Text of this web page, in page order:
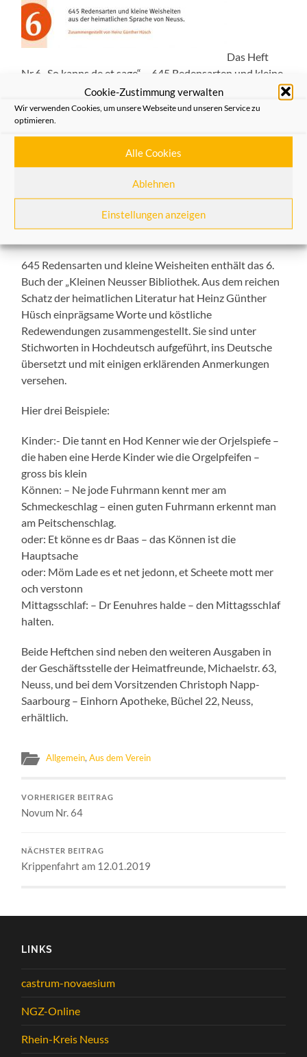
Cookie-Zustimmung verwalten
Wir verwenden Cookies, um unsere Webseite und unseren Service zu
optimieren.
Alle Cookies
Ablehnen
Einstellungen anzeigen
Das Heft
Nr.6 „So kanns de et sage“ – 645 Redensarten und kleine
Weisheiten aus der heimatlichen Sprache.
Wie auch andere Vereine, die Schützen und
Karnevalisten, bemühen sich die Heimatfreunde Neuss,
die heimatliche Sprache zu erhalten, ihren Gebrauch zu
fördern und dabei Hilfe zu leisten. Nach der Herausgabe
des „Nüsser Strubbelpitter“ in der Übertragung in die
Neusser Sprache durch die leider verstorbene
Schriftstellerin Sophie Tremblau bieten die
645 Redensarten und kleine Weisheiten enthält das 6.
Buch der „Kleinen Neusser Bibliothek. Aus dem reichen
Schatz der heimatlichen Literatur hat Heinz Günther
Hüsch einprägsame Worte und köstliche
Redewendungen zusammengestellt. Sie sind unter
Stichworten in Hochdeutsch aufgeführt, ins Deutsche
übersetzt und mit einigen erklärenden Anmerkungen
versehen.
Hier drei Beispiele:
Kinder:- Die tannt en Hod Kenner wie der Orjelspiefe –
die haben eine Herde Kinder wie die Orgelpfeifen –
gross bis klein
Können: – Ne jode Fuhrmann kennt mer am
Schmeckeschlag – einen guten Fuhrmann erkennt man
am Peitschenschlag.
oder: Et könne es dr Baas – das Können ist die
Hauptsache
oder: Möm Lade es et net jedonn, et Scheete mott mer
och verstonn
Mittagsschlaf: – Dr Eenuhres halde – den Mittagsschlaf
halten.
Beide Heftchen sind neben den weiteren Ausgaben in
der Geschäftsstelle der Heimatfreunde, Michaelstr. 63,
Neuss, und bei dem Vorsitzenden Christoph Napp-
Saarbourg – Einhorn Apotheke, Büchel 22, Neuss,
erhältlich.
Allgemein,Aus dem Verein
VORHERIGER BEITRAG
Novum Nr. 64
NÄCHSTER BEITRAG
Krippenfahrt am 12.01.2019
LINKS
castrum-novaesium
NGZ-Online
Rhein-Kreis Neuss